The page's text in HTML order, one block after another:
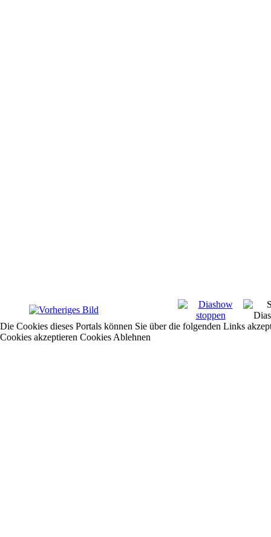
Die Cookies dieses Portals können Sie über die folgenden Links
Cookies akzeptieren Cookies Ablehnen